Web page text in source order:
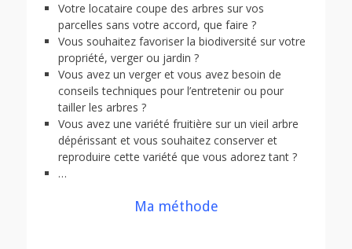
Votre locataire coupe des arbres sur vos
parcelles sans votre accord, que faire ?
Vous souhaitez favoriser la biodiversité sur votre
propriété, verger ou jardin ?
Vous avez un verger et vous avez besoin de
conseils techniques pour l’entretenir ou pour
tailler les arbres ?
Vous avez une variété fruitière sur un vieil arbre
dépérissant et vous souhaitez conserver et
reproduire cette variété que vous adorez tant ?
…
Ma méthode